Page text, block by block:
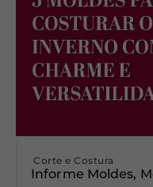
Corte e Costura
Informe Moldes,